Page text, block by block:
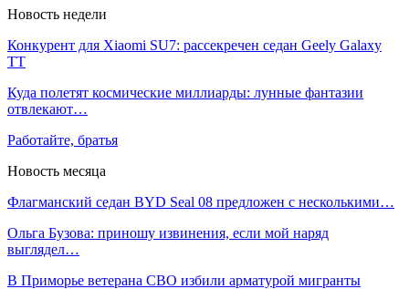
Новость недели
Конкурент для Xiaomi SU7: рассекречен седан Geely Galaxy
TT
Куда полетят космические миллиарды: лунные фантазии
отвлекают…
Работайте, братья
Новость месяца
Флагманский седан BYD Seal 08 предложен с несколькими…
Ольга Бузова: приношу извинения, если мой наряд
выглядел…
В Приморье ветерана СВО избили арматурой мигранты